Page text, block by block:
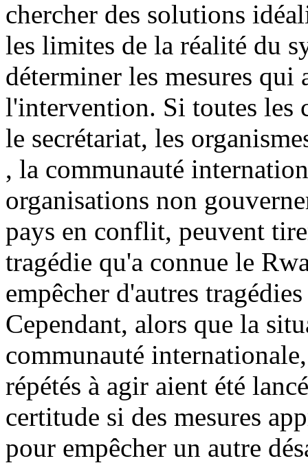
chercher des solutions
les limites de la réalité du
déterminer les mesures
l'intervention. Si toutes les
le secrétariat, les
­, la communauté
organisations non
pays en conflit, peuvent
tragédie qu'a connue le
empêcher d'autres
Cependant, alors que la
communauté
répétés à agir aient été
certitude si des mesures
pour empêcher un autre